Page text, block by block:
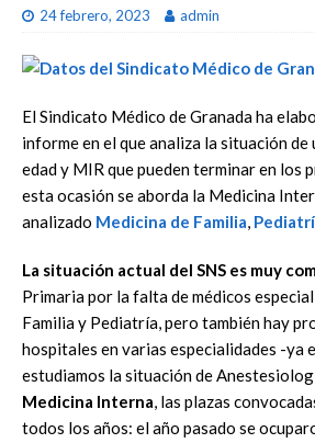
24 febrero, 2023 admin
El Sindicato Médico de Granada ha
informe en el que analiza la situación de
edad y MIR que pueden terminar en los
esta ocasión se aborda la Medicina
analizado Medicina de Familia,
La situación actual del SNS es muy
Primaria por la falta de médicos
Familia y Pediatría, pero también hay
hospitales en varias especialidades -ya
estudiamos la situación de
Medicina Interna, las plazas
todos los años: el año pasado se